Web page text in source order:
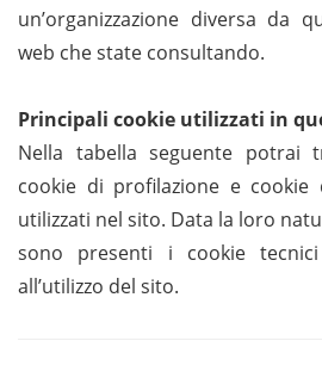
un’organizzazione diversa da
web che state consultando.
Principali cookie utilizzati in
Nella tabella seguente potrai
cookie di profilazione e cookie
utilizzati nel sito. Data la loro
sono presenti i cookie
all’utilizzo del sito.